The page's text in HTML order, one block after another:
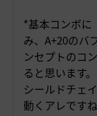
*基本コンボに
み、A+20のバ
ンセプトのコ
ると思います
シールドチェ
動くアレです